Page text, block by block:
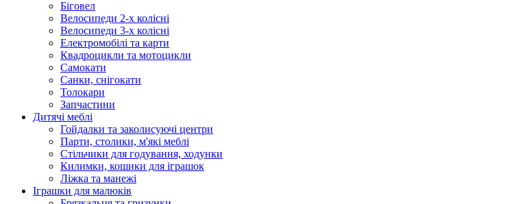
Біговел
Велосипеди 2-х колісні
Велосипеди 3-х колісні
Електромобілі та карти
Квадроцикли та мотоцикли
Самокати
Санки, снігокати
Толокари
Запчастини
Дитячі меблі
Гойдалки та заколисуючі центри
Парти, столики, м'які меблі
Стільчики для годування, ходунки
Килимки, кошики для іграшок
Ліжка та манежі
Іграшки для малюків